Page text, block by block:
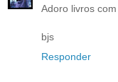
Adoro livros
bjs
Responder